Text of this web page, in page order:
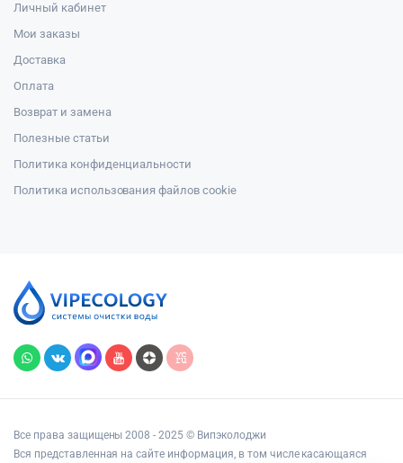
Личный кабинет
Мои заказы
Доставка
Оплата
Возврат и замена
Полезные статьи
Политика конфиденциальности
Политика использования файлов cookie
Все права защищены 2008 - 2025 © Випэколоджи
Вся представленная на сайте информация, в том числе касающаяся